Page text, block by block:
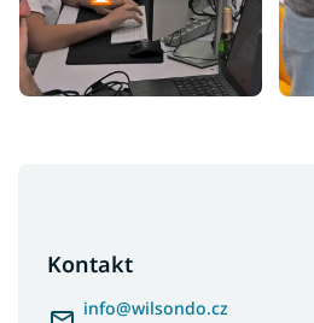
Kontakt
info@wilsondo.cz